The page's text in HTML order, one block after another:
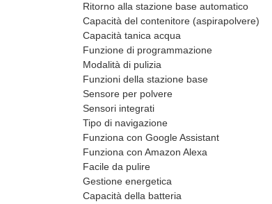
Ritorno alla stazione base automatico
Capacità del contenitore (aspirapolvere)
Capacità tanica acqua
Funzione di programmazione
Modalità di pulizia
Funzioni della stazione base
Sensore per polvere
Sensori integrati
Tipo di navigazione
Funziona con Google Assistant
Funziona con Amazon Alexa
Facile da pulire
Gestione energetica
Capacità della batteria